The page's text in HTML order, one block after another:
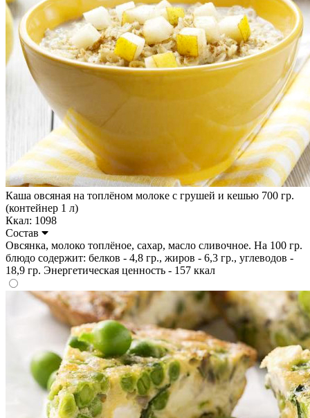
Каша овсяная на топлёном молоке с грушей и кешью 700 гр.
(контейнер 1 л)
Ккал: 1098
Состав
Овсянка, молоко топлёное, сахар, масло сливочное. На 100 гр.
блюдо содержит: белков - 4,8 гр., жиров - 6,3 гр., углеводов -
18,9 гр. Энергетическая ценность - 157 ккал